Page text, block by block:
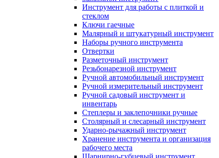
Инструмент для работы с плиткой и
стеклом
Ключи гаечные
Малярный и штукатурный инструмент
Наборы ручного инструмента
Отвертки
Разметочный инструмент
Резьбонарезной инструмент
Ручной автомобильный инструмент
Ручной измерительный инструмент
Ручной садовый инструмент и
инвентарь
Степлеры и заклепочники ручные
Столярный и слесарный инструмент
Ударно-рычажный инструмент
Хранение инструмента и организация
рабочего места
Шарнирно-губцевый инструмент